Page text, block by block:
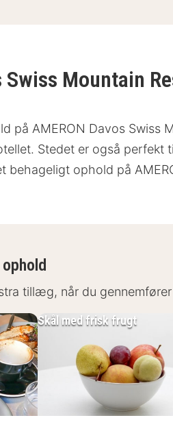
Swiss Mountain
på AMERON Davos Swiss
Stedet er også perfekt
behageligt ophold på
tillæg, når du
Skål med frisk frugt